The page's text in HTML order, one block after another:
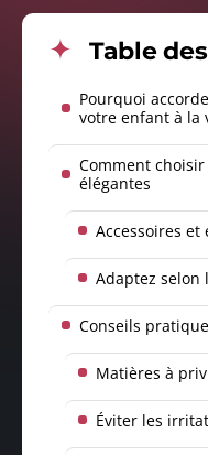
Table
Pourquoi
votre enfant à la
Comment
élégantes
Accessoires
Adaptez selon
Conseils
Matières à
Éviter les